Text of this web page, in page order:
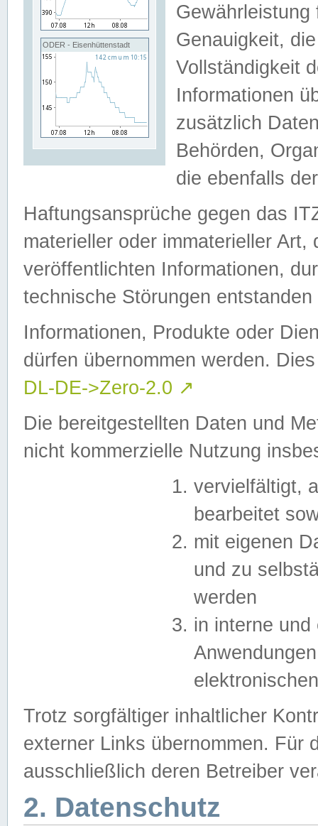
ODER - Eisenhüttenstadt
Genauigkeit,
Vollständigkeit
Informationen
zusätzlich
Behörden,
die ebenfalls
Haftungsansprüche gegen das
materieller oder immaterieller
veröffentlichten Informationen,
technische Störungen
Informationen, Produkte oder
dürfen übernommen werden.
DL-DE->Zero-2.0 ↗
Die bereitgestellten Daten und
nicht kommerzielle Nutzung
vervielfältigt,
bearbeitet
mit eigenen
und zu
werden
in interne
Trotz sorgfältiger inhaltlicher
externer Links übernommen. Für
ausschließlich deren Betreiber
2. Datenschutz